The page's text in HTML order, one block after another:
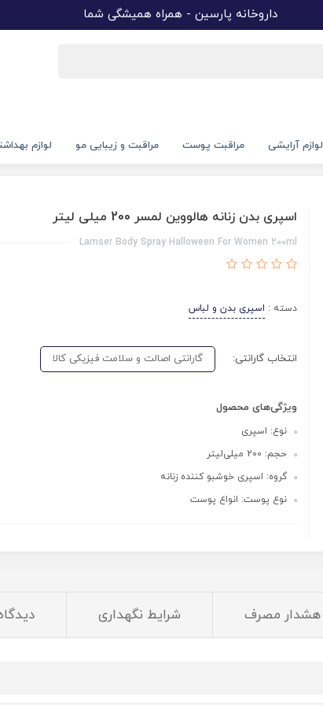
داروخانه پارسین - همراه همیشگی شما
لوازم آرایشی مراقبت پوست مراقبت و زیبایی مو لوازم
اسپری بدن زنانه هالووین لمسر 200 میلی لیتر
Lamser Body Spray Halloween For Women 200ml
دسته : اسپری بدن و لباس
انتخاب گارانتی: گارانتی اصالت و سلامت فیزیکی کالا
ویژگی‌های محصول
نوع: اسپری
حجم: 200 میلی‌لیتر
گروه: اسپری خوشبو کننده زنانه
نوع پوست: انواع پوست
هشدار مصرف شرایط نگهداری